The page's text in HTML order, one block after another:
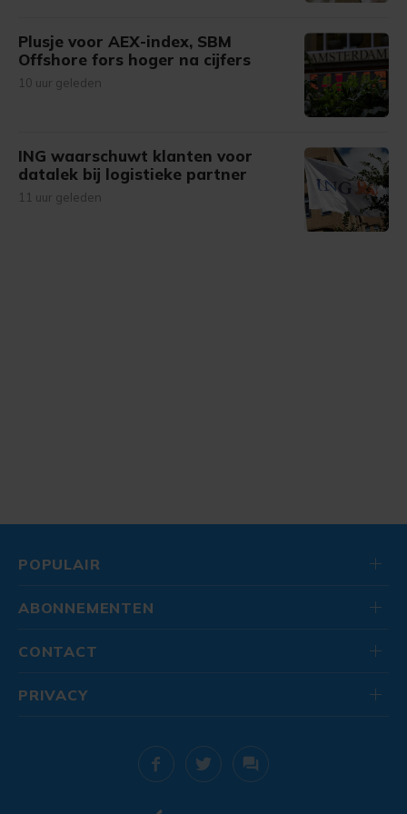
Plusje voor AEX-index, SBM
Offshore fors hoger na cijfers
10 uur geleden
ING waarschuwt klanten voor
datalek bij logistieke partner
11 uur geleden
POPULAIR
ABONNEMENTEN
CONTACT
PRIVACY